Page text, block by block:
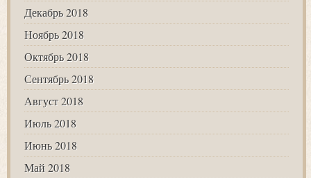
Декабрь 2018
Ноябрь 2018
Октябрь 2018
Сентябрь 2018
Август 2018
Июль 2018
Июнь 2018
Май 2018